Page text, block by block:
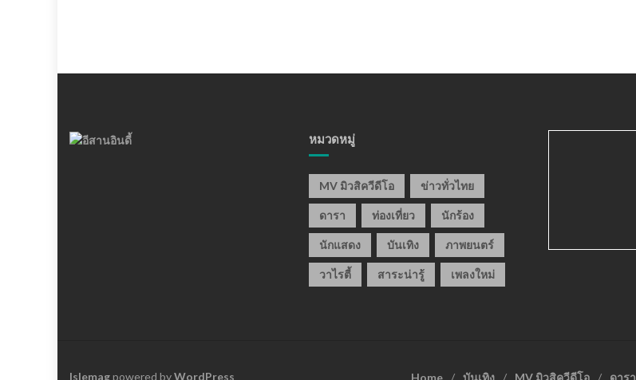
หมวดหมู่
MV มิวสิควีดีโอ ข่าวทั่วไทย
ดารา ท่องเที่ยว นักร้อง
นักแสดง บันเทิง ภาพยนตร์
วาไรตี้ สาระน่ารู้ เพลงใหม่
Home บันเทิง MV มิวสิควีดีโอ ดารา
Islemagpowered byWordPress